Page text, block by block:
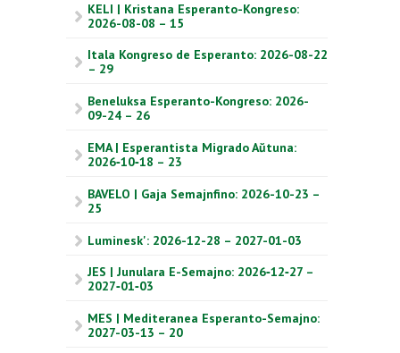
KELI | Kristana Esperanto-Kongreso:
2026-08-08 – 15
Itala Kongreso de Esperanto: 2026-08-22
– 29
Beneluksa Esperanto-Kongreso: 2026-
09-24 – 26
EMA | Esperantista Migrado Aŭtuna:
2026‑10‑18 – 23
BAVELO | Gaja Semajnfino: 2026-10-23 –
25
Luminesk': 2026-12-28 – 2027-01-03
JES | Junulara E-Semajno: 2026‑12‑27 –
2027‑01‑03
MES | Mediteranea Esperanto-Semajno:
2027-03-13 – 20